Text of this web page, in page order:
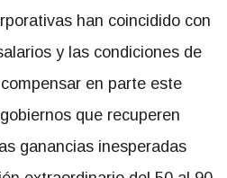
han coincidido con
y las condiciones de
en parte este
que recuperen
ganancias inesperadas